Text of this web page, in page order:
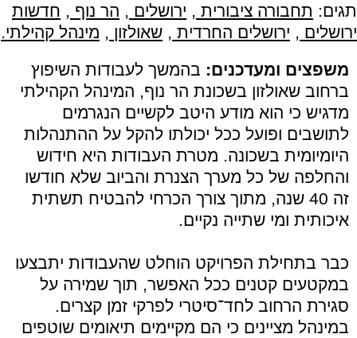
תגים: תחבורה ציבורית , ירושלים , הר נוף , חדשות
ירושלים , ירושלים החרדית , שאולזון , מינהל קהילתי.
משפצים ומעדכנים: בהמשך לעבודות השיפוץ
ברחוב שאולזון בשכונת הר נוף, המינהל הקהילתי
מדגיש כי הוא מודע היטב לקשיים הנגרמים
לתושבים ופועל ככל יכולתו להקל על ההתנהלות
היומיומית בשכונה. מטרת העבודות היא חידוש
והחלפה של כל מערך הצנרת והביוב שלא חודשו
זה 40 שנה, מתוך צורך הכרחי להבטיח תשתית
איכותית ומי שתייה נקיים.
כבר בתחילת הפרויקט הוחלט שהעבודות יתבצעו
במקטעים קטנים ככל האפשר, תוך שמירה על
סגירת הרחוב לחד־סיטרי לפרקי זמן קצרים.
במינהל מציינים כי הם מקיימים תיאומים שוטפים